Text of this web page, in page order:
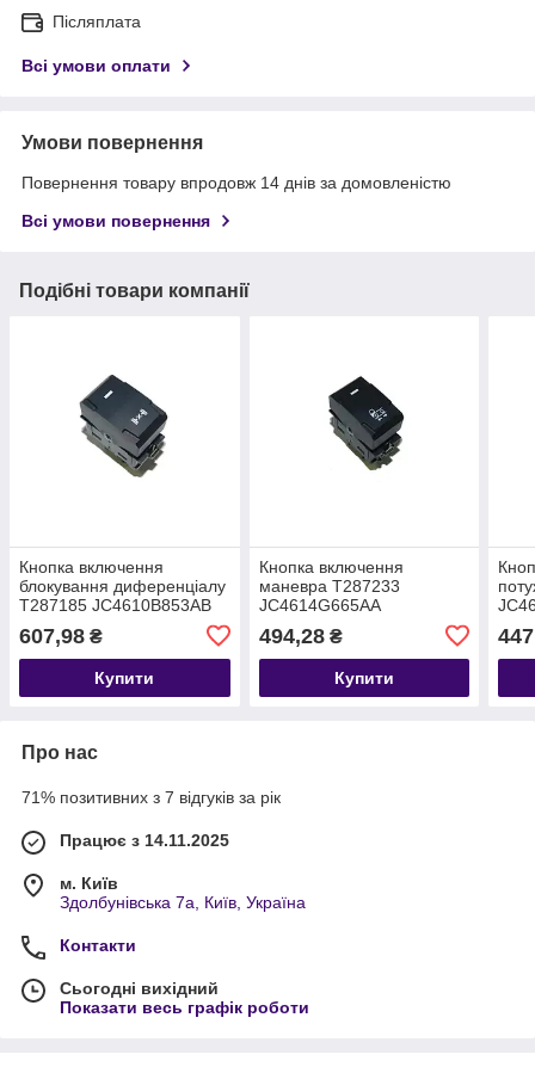
Післяплата
Всі умови оплати
Умови повернення
Повернення товару впродовж 14 днів за домовленістю
Всі умови повернення
Подібні товари компанії
Кнопка включення
блокування диференціалу
T287185 JC4610B853AB
607,98 ₴
Купити
Кнопка включення
маневра T287233
JC4614G665AA
494,28₴
Купити
Про нас
71% позитивних з 7 відгуків за рік
Працює з 14.11.2025
м. Київ
Здолбунівська 7а, Київ, Україна
Контакти
Сьогодні вихідний
Показати весь графік роботи